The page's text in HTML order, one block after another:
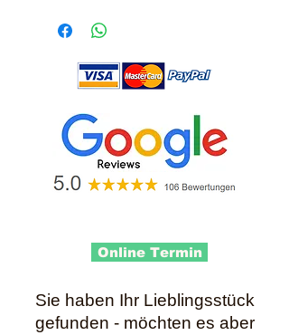
Online Termin
Sie haben Ihr Lieblingsstück
gefunden - möchten es aber